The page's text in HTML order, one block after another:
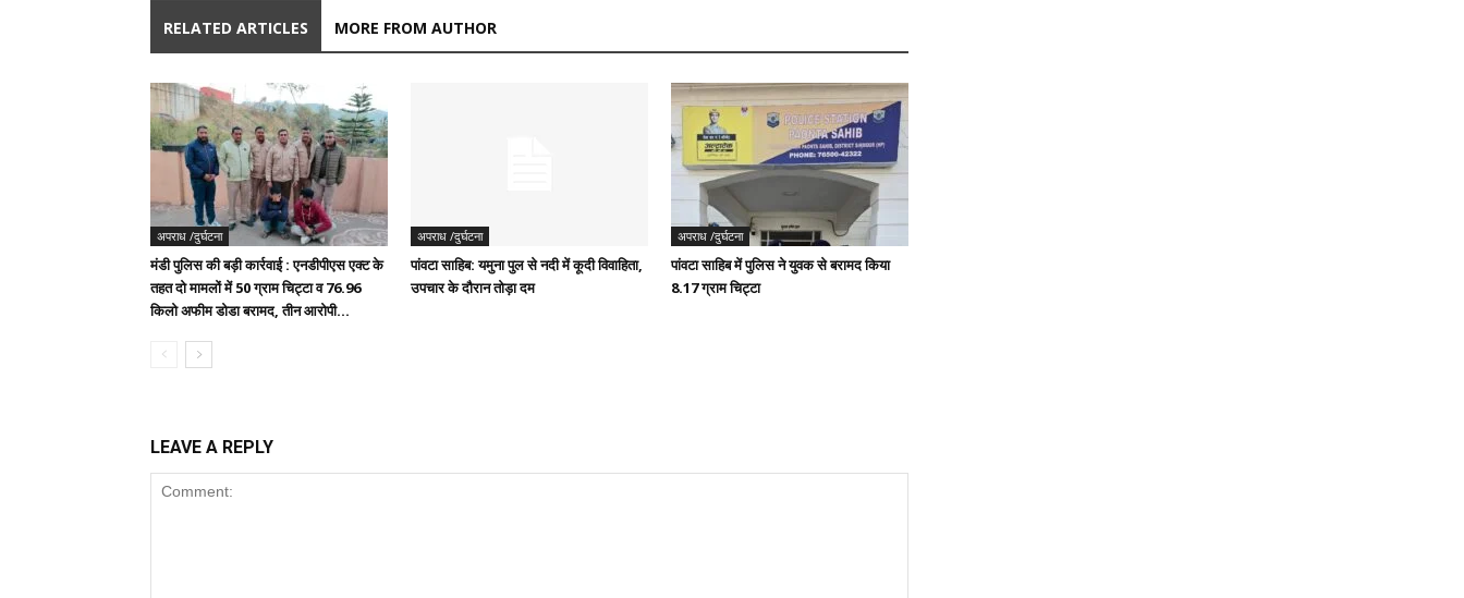
RELATED ARTICLES MORE FROM AUTHOR
अपराध /दुर्घटना
मंडी पुलिस की बड़ी कार्रवाई : एनडीपीएस एक्ट के
तहत दो मामलों में 50 ग्राम चिट्टा व 76.96
किलो अफीम डोडा बरामद, तीन आरोपी...
अपराध /दुर्घटना
पांवटा साहिब: यमुना पुल से नदी में कूदी विवाहिता,
उपचार के दौरान तोड़ा दम
अपराध /दुर्घटना
पांवटा साहिब में पुलिस ने युवक से बरामद किया
8.17 ग्राम चिट्टा
LEAVE A REPLY